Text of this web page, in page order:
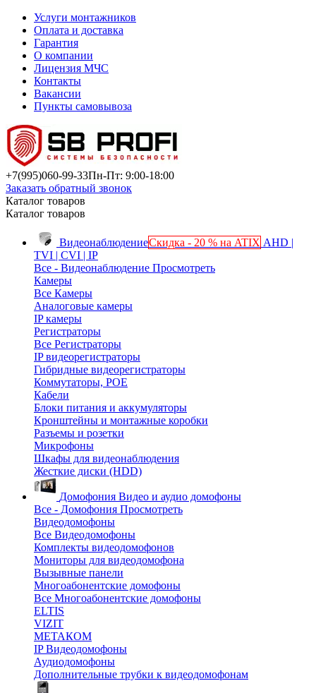
Услуги монтажников
Оплата и доставка
Гарантия
О компании
Лицензия МЧС
Контакты
Вакансии
Пункты самовывоза
+7(995)060-99-33Пн-Пт: 9:00-18:00
Заказать обратный звонок
Каталог товаров
Каталог товаров
ВидеонаблюдениеСкидка - 20 % на ATIX AHD |
TVI | CVI | IP
Все - Видеонаблюдение Просмотреть
Камеры
Все Камеры
Аналоговые камеры
IP камеры
Регистраторы
Все Регистраторы
IP видеорегистраторы
Гибридные видеорегистраторы
Коммутаторы, POE
Кабели
Блоки питания и аккумуляторы
Кронштейны и монтажные коробки
Разъемы и розетки
Микрофоны
Шкафы для видеонаблюдения
Жесткие диски (HDD)
Домофония Видео и аудио домофоны
Все - Домофония Просмотреть
Видеодомофоны
Все Видеодомофоны
Комплекты видеодомофонов
Мониторы для видеодомофона
Вызывные панели
Многоабонентские домофоны
Все Многоабонентские домофоны
ELTIS
VIZIT
МЕТАКОМ
IP Видеодомофоны
Аудиодомофоны
Дополнительные трубки к видеодомофонам